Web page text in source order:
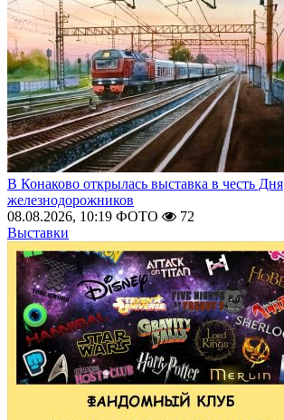
В Конаково открылась выставка в честь Дня
железнодорожников
08.08.2026, 10:19 ФОТО
72
Выставки